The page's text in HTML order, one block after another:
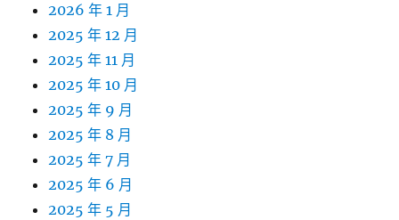
2026 年 1 月
2025 年 12 月
2025 年 11 月
2025 年 10 月
2025 年 9 月
2025 年 8 月
2025 年 7 月
2025 年 6 月
2025 年 5 月